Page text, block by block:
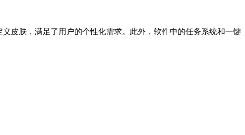
皮肤，满足了用户的个性化需求。此外，软件中的任务系统和一键